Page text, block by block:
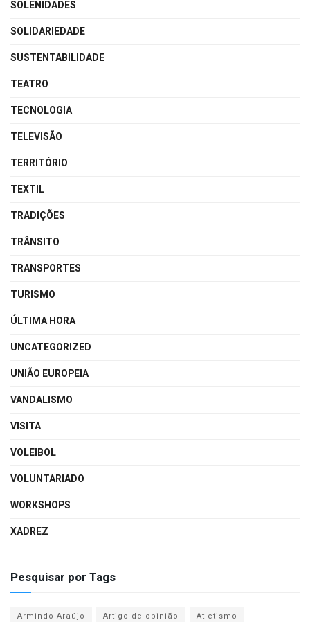
SOLENIDADES
SOLIDARIEDADE
SUSTENTABILIDADE
TEATRO
TECNOLOGIA
TELEVISÃO
TERRITÓRIO
TEXTIL
TRADIÇÕES
TRÂNSITO
TRANSPORTES
TURISMO
ÚLTIMA HORA
UNCATEGORIZED
UNIÃO EUROPEIA
VANDALISMO
VISITA
VOLEIBOL
VOLUNTARIADO
WORKSHOPS
XADREZ
Pesquisar por Tags
Armindo Araújo Artigo de opinião
Atletismo